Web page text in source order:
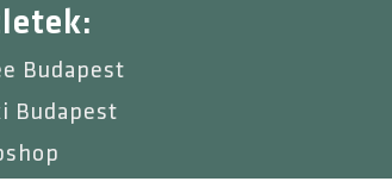
Budapest
Budapest